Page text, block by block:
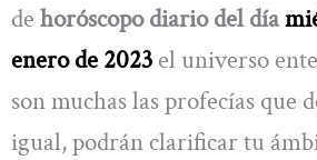
de horóscopo diario del día
enero de 2023 el universo
son muchas las profecías que
igual, podrán clarificar tu